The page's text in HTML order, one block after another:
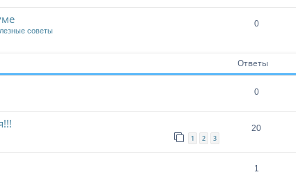
советы
0
Ответы
0
1 2 3
20
1